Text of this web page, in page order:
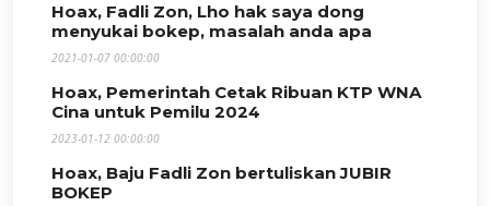
Hoax, Fadli Zon, Lho hak saya dong
menyukai bokep, masalah anda apa
2021-01-07 00:00:00
Hoax, Pemerintah Cetak Ribuan KTP WNA
Cina untuk Pemilu 2024
2023-01-12 00:00:00
Hoax, Baju Fadli Zon bertuliskan JUBIR
BOKEP